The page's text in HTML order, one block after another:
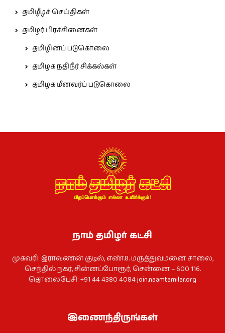
தமிழீழச் செய்திகள்
தமிழர் பிரச்சினைகள்
தமிழினப் படுகொலை
தமிழக நதிநீர் சிக்கல்கள்
தமிழக மீனவர்ப் படுகொலை
நாம் தமிழர் கட்சி
முகவரி: இராவணன் குடில், எண்.8. மருத்துவமனை சாலை,
செந்தில் நகர், சின்னப்போரூர், சென்னை – 600 116.
தொலைபேசி: +91 44 4380 4084join.naamtamilar.org
இணைந்திருங்கள்